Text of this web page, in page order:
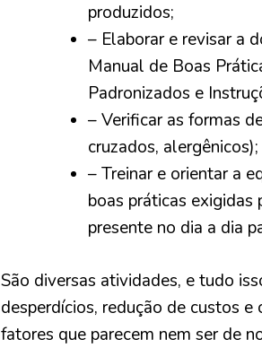
produzidos;
– Elaborar e revisar a
Manual de Boas
Padronizados e
– Verificar as formas
cruzados, alergênicos);
– Treinar e orientar a
boas práticas
presente no dia a dia
São diversas atividades, e tudo
desperdícios, redução de custos
fatores que parecem nem ser de